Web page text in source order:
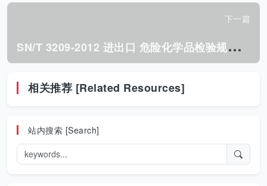
下一篇
S
N/T 3209-2012 进出口 危险化学品检验规程 高闪点易燃液体 基本要求.pdf
相关推荐 [Related Resources]
站内搜索 [Search]